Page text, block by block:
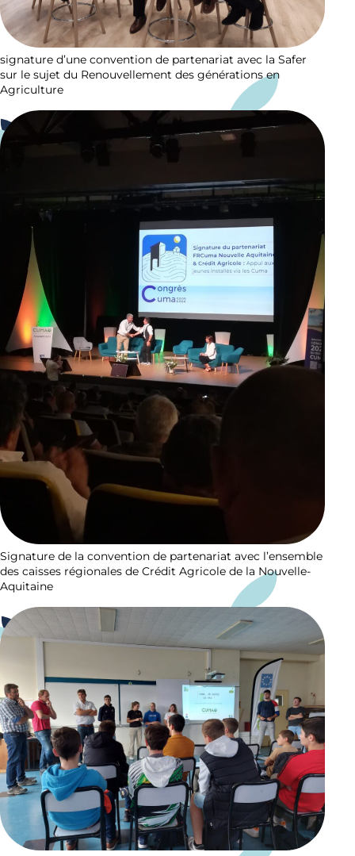
signature d’une convention de partenariat avec la Safer
sur le sujet du Renouvellement des générations en
Agriculture
Signature de la convention de partenariat avec l’ensemble
des caisses régionales de Crédit Agricole de la Nouvelle-
Aquitaine